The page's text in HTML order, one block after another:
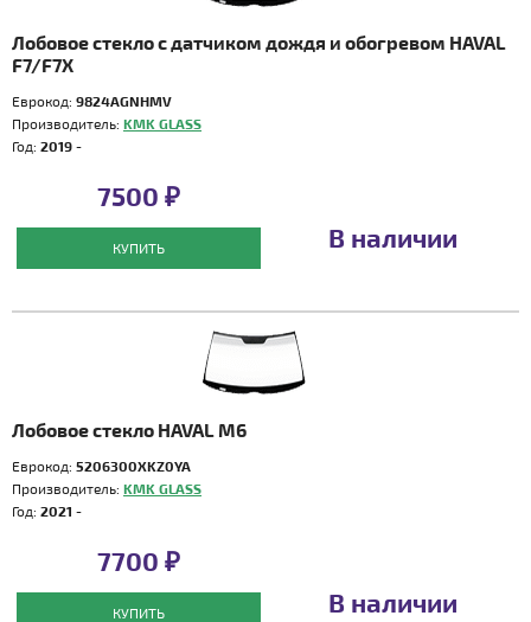
Лобовое стекло с датчиком дождя и обогревом HAVAL
F7/F7X
Еврокод: 9824AGNHMV
Производитель: KMK GLASS
Год: 2019 -
7500 ₽
КУПИТЬ В наличии
Лобовое стекло HAVAL M6
Еврокод: 5206300XKZ0YA
Производитель: KMK GLASS
Год: 2021 -
7700 ₽
КУПИТЬ В наличии